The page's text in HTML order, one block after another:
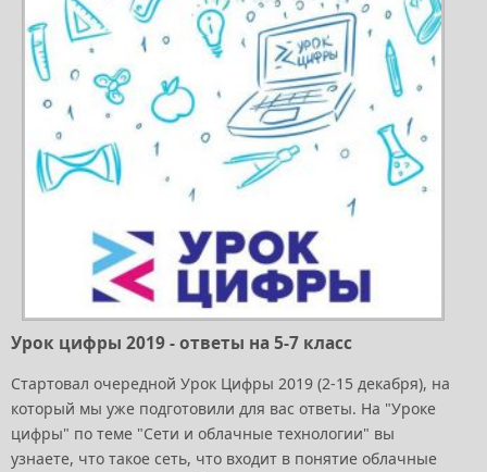
Урок цифры 2019 - ответы на 5-7 класс
Стартовал очередной Урок Цифры 2019 (2-15 декабря), на
который мы уже подготовили для вас ответы. На "Уроке
цифры" по теме "Сети и облачные технологии" вы
узнаете, что такое сеть, что входит в понятие облачные